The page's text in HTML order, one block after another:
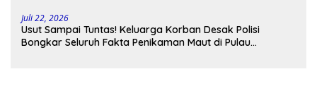
Juli 22, 2026
Usut Sampai Tuntas! Keluarga Korban Desak Polisi
Bongkar Seluruh Fakta Penikaman Maut di Pulau